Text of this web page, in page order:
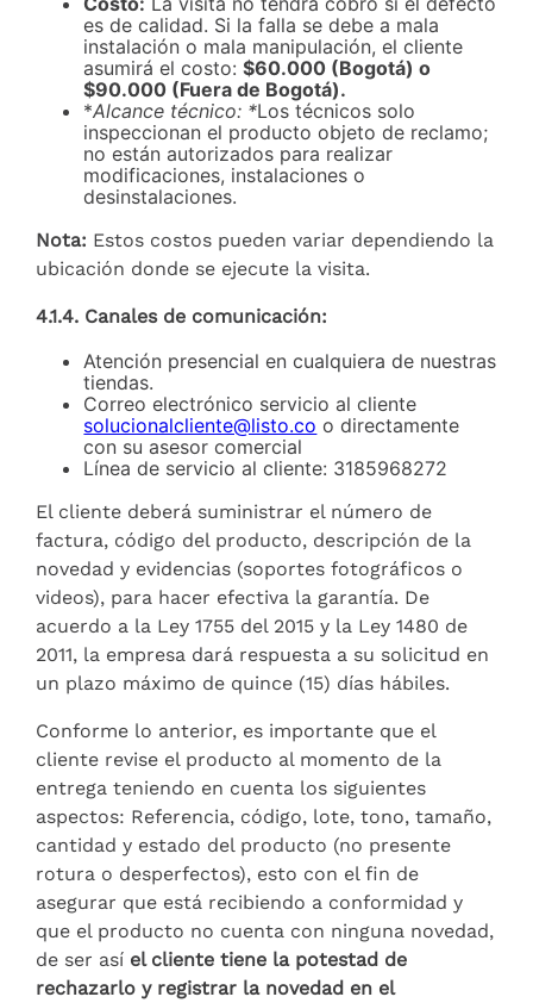
es de calidad. Si la falla se debe a mala
instalación o mala manipulación, el cliente
asumirá el costo:$60.000 (Bogotá) o
$90.000 (Fuera de Bogotá).
*Alcance técnico: *Los técnicos solo
inspeccionan el producto objeto de reclamo;
no están autorizados para realizar
modificaciones, instalaciones o
desinstalaciones.
Nota: Estos costos pueden variar dependiendo la
ubicación donde se ejecute la visita.
4.1.4. Canales de comunicación:
Atención presencial en cualquiera de nuestras
tiendas.
Correo electrónico servicio al cliente
solucionalcliente@listo.co o directamente
con su asesor comercial
Línea de servicio al cliente: 3185968272
El cliente deberá suministrar el número de
factura, código del producto, descripción de la
novedad y evidencias (soportes fotográficos o
videos), para hacer efectiva la garantía. De
acuerdo a la Ley 1755 del 2015 y la Ley 1480 de
2011, la empresa dará respuesta a su solicitud en
un plazo máximo de quince (15) días hábiles.
Conforme lo anterior, es importante que el
cliente revise el producto al momento de la
entrega teniendo en cuenta los siguientes
aspectos: Referencia, código, lote, tono, tamaño,
cantidad y estado del producto (no presente
rotura o desperfectos), esto con el fin de
asegurar que está recibiendo a conformidad y
que el producto no cuenta con ninguna novedad,
de ser así el cliente tiene la potestad de
rechazarlo y registrar la novedad en el